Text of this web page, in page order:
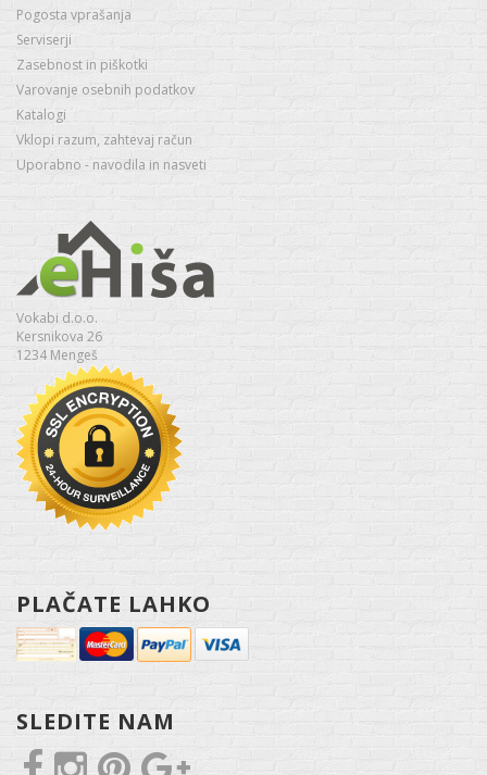
Pogosta vprašanja
Serviserji
Zasebnost in piškotki
Varovanje osebnih podatkov
Katalogi
Vklopi razum, zahtevaj račun
Uporabno - navodila in nasveti
Vokabi d.o.o.
Kersnikova 26
1234 Mengeš
PLAČATE LAHKO
SLEDITE NAM